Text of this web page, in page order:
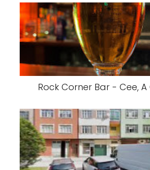
Rock Corner Bar - Cee,